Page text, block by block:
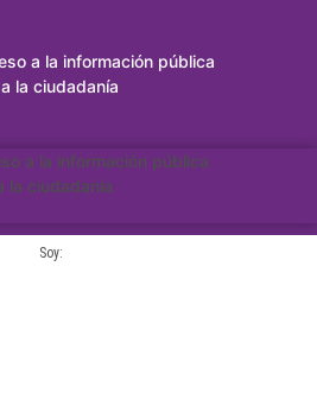
a la información pública
la ciudadanía
a la información pública
la ciudadanía
Soy: